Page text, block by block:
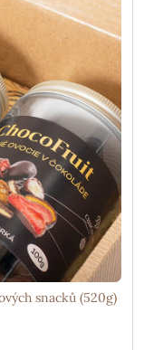
snacků (520g)